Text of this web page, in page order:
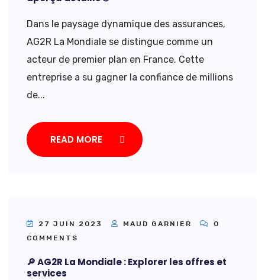
Dans le paysage dynamique des assurances,
AG2R La Mondiale se distingue comme un
acteur de premier plan en France. Cette
entreprise a su gagner la confiance de millions
de...
READ MORE
27 JUIN 2023 MAUD GARNIER
0
COMMENTS
🔎 AG2R La Mondiale : Explorer les offres et
services